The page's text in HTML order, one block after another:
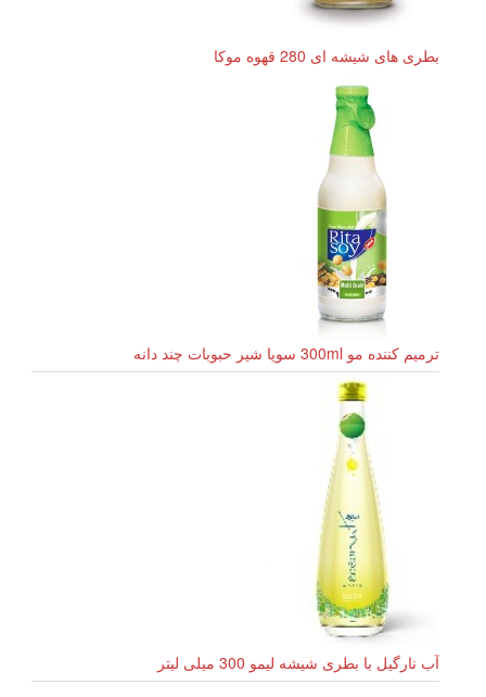
بطری های شیشه ای 280 قهوه موکا
ترمیم کننده مو 300ml سویا شیر حبوبات چند دانه
آب نارگیل با بطری شیشه لیمو 300 میلی لیتر